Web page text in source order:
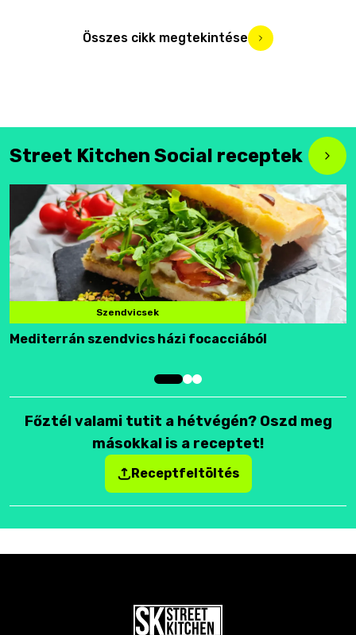
Összes cikk megtekintése
Street Kitchen Social receptek
Szendvicsek
Mediterrán szendvics házi focacciából
Főztél valami tutit a hétvégén? Oszd meg
másokkal is a receptet!
Receptfeltöltés